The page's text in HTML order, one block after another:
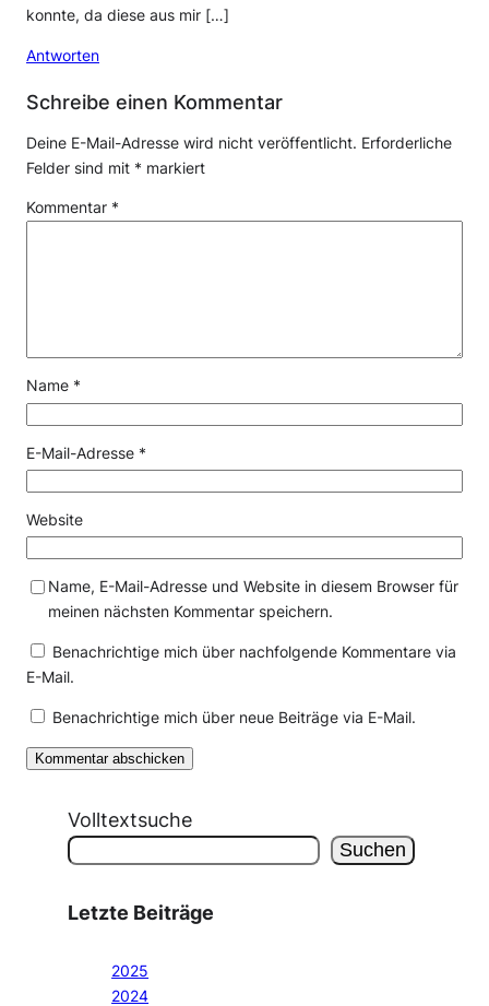
konnte, da diese aus mir […]
Antworten
Schreibe einen Kommentar
Deine E-Mail-Adresse wird nicht veröffentlicht. Erforderliche
Felder sind mit * markiert
Kommentar *
Name *
E-Mail-Adresse *
Website
Name, E-Mail-Adresse und Website in diesem Browser für
meinen nächsten Kommentar speichern.
Benachrichtige mich über nachfolgende Kommentare via
E-Mail.
Benachrichtige mich über neue Beiträge via E-Mail.
Volltextsuche
Suchen
Letzte Beiträge
2025
2024